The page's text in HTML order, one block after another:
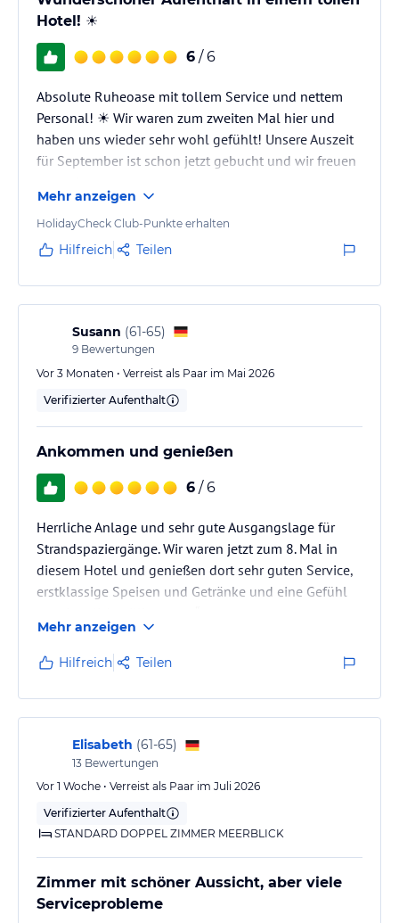
Boutique für Kleidung und Geschenke sowie ein Friseur. Gegen
eine Gebühr ist der Wäscheservice nutzbar. Zusätzlich sind drei
klimatisierte Tagungsräume mit Equipment im Hotel vorhanden.
Hoteliers-/Veranstalter-/Kataloginformationen. Alle Angaben
ohne Gewähr und ohne Prüfung durch HolidayCheck. Bitte
jeweiligen Veranstalters.
Hotel! ☀️
6 / 6
Absolute Ruheoase mit tollem Service und nettem
Personal! ☀️ Wir waren zum zweiten Mal hier und
haben uns wieder sehr wohl gefühlt! Unsere Auszeit
für September ist schon jetzt gebucht und wir freuen
Mehr anzeigen
HolidayCheck Club-Punkte erhalten
Hilfreich Teilen
Susann (61-65)
9 Bewertungen
Vor 3 Monaten • Verreist als Paar im Mai 2026
Verifizierter Aufenthalt
Ankommen und genießen
6 / 6
Herrliche Anlage und sehr gute Ausgangslage für
Strandspaziergänge. Wir waren jetzt zum 8. Mal in
diesem Hotel und genießen dort sehr guten Service,
erstklassige Speisen und Getränke und eine Gefühl
Mehr anzeigen
Hilfreich Teilen
Elisabeth (61-65)
13 Bewertungen
Vor 1 Woche • Verreist als Paar im Juli 2026
Verifizierter Aufenthalt
STANDARD DOPPEL ZIMMER MEERBLICK
Zimmer mit schöner Aussicht, aber viele
Serviceprobleme